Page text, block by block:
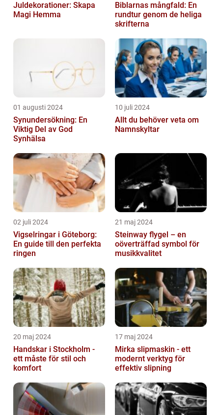
Juldekorationer: Skapa
Magi Hemma
Biblarnas mångfald: En
rundtur genom de heliga
skrifterna
01 augusti 2024
Synundersökning: En
Viktig Del av God
Synhälsa
10 juli 2024
Allt du behöver veta om
Namnskyltar
02 juli 2024
Vigselringar i Göteborg:
En guide till den perfekta
ringen
21 maj 2024
Steinway flygel – en
oöverträffad symbol för
musikkvalitet
20 maj 2024
Handskar i Stockholm -
ett måste för stil och
komfort
17 maj 2024
Mirka slipmaskin - ett
modernt verktyg för
effektiv slipning